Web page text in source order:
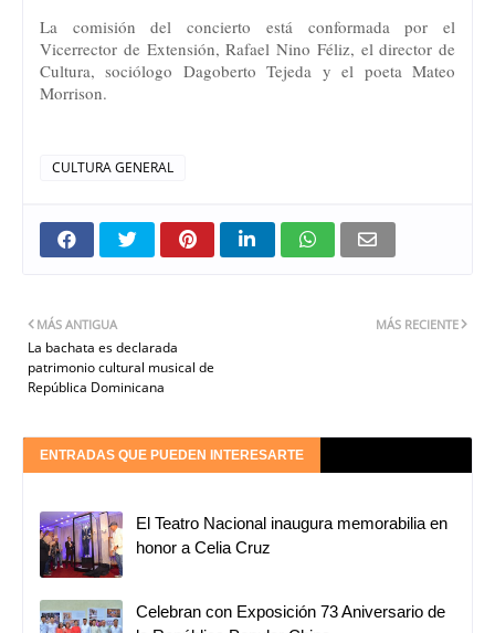
La comisión del concierto está conformada por el
Vicerrector de Extensión, Rafael Nino Féliz, el director de
Cultura, sociólogo Dagoberto Tejeda y el poeta Mateo
Morrison.
CULTURA GENERAL
MÁS RECIENTE
MÁS ANTIGUA
La bachata es declarada
patrimonio cultural musical de
República Dominicana
ENTRADAS QUE PUEDEN INTERESARTE
El Teatro Nacional inaugura memorabilia en
honor a Celia Cruz
Celebran con Exposición 73 Aniversario de